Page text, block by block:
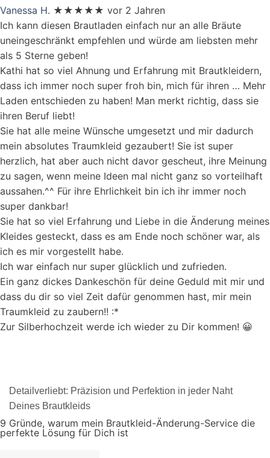
Vanessa H. ★★★★★ vor 2 Jahren
Ich kann diesen Brautladen einfach nur an alle Bräute
uneingeschränkt empfehlen und würde am liebsten mehr
als 5 Sterne geben!
Kathi hat so viel Ahnung und Erfahrung mit Brautkleidern,
dass ich immer noch super froh bin, mich für ihren … Mehr
Laden entschieden zu haben! Man merkt richtig, dass sie
ihren Beruf liebt!
Sie hat alle meine Wünsche umgesetzt und mir dadurch
mein absolutes Traumkleid gezaubert! Sie ist super
herzlich, hat aber auch nicht davor gescheut, ihre Meinung
zu sagen, wenn meine Ideen mal nicht ganz so vorteilhaft
aussahen.^^ Für ihre Ehrlichkeit bin ich ihr immer noch
super dankbar!
Sie hat so viel Erfahrung und Liebe in die Änderung meines
Kleides gesteckt, dass es am Ende noch schöner war, als
ich es mir vorgestellt habe.
Ich war einfach nur super glücklich und zufrieden.
Ein ganz dickes Dankeschön für deine Geduld mit mir und
dass du dir so viel Zeit dafür genommen hast, mir mein
Traumkleid zu zaubern!! :*
Zur Silberhochzeit werde ich wieder zu Dir kommen! 😀
Detailverliebt: Präzision und Perfektion in jeder Naht
Deines Brautkleids
9 Gründe, warum mein Brautkleid-Änderung-Service die
perfekte Lösung für Dich ist